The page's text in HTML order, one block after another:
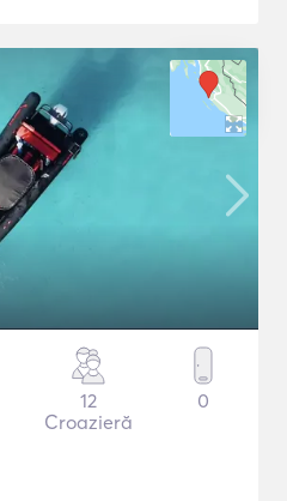
12
Croazieră
0